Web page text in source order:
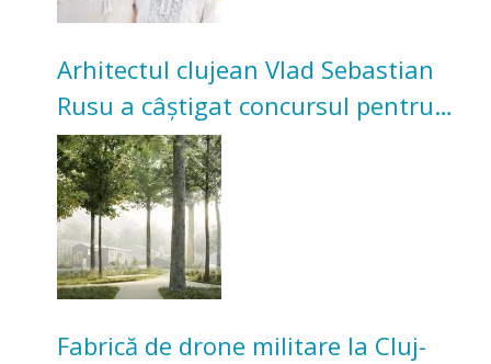
Arhitectul clujean Vlad Sebastian
Rusu a câștigat concursul pentru
transformarea Grădinii Casei
Universitarilor
Fabrică de drone militare la Cluj-